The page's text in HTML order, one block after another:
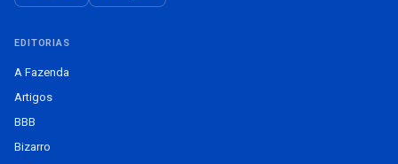
EDITORIAS
A Fazenda
Artigos
BBB
Bizarro